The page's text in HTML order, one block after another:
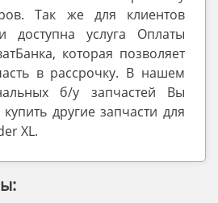
Так же для клиентов
доступна услуга Оплаты
которая позволяет
в рассрочку. В нашем
б/у запчастей Вы
другие запчасти для
‎XL.